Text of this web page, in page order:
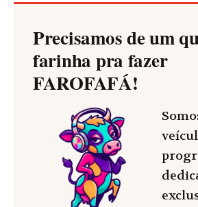
Precisamos de um
farinha pra fazer
FAROFAFÁ!